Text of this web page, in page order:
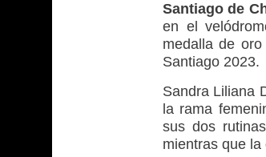
Santiago de
en el
medalla de
Santiago 2023.
Sandra Liliana
la rama
sus dos
mientras que